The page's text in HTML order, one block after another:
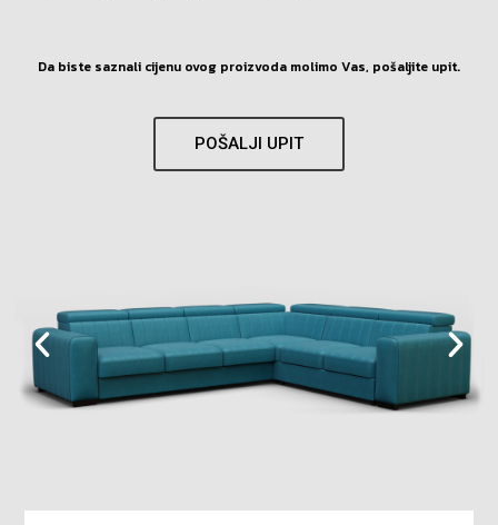
Da biste saznali cijenu ovog proizvoda molimo Vas, pošaljite upit.
POŠALJI UPIT